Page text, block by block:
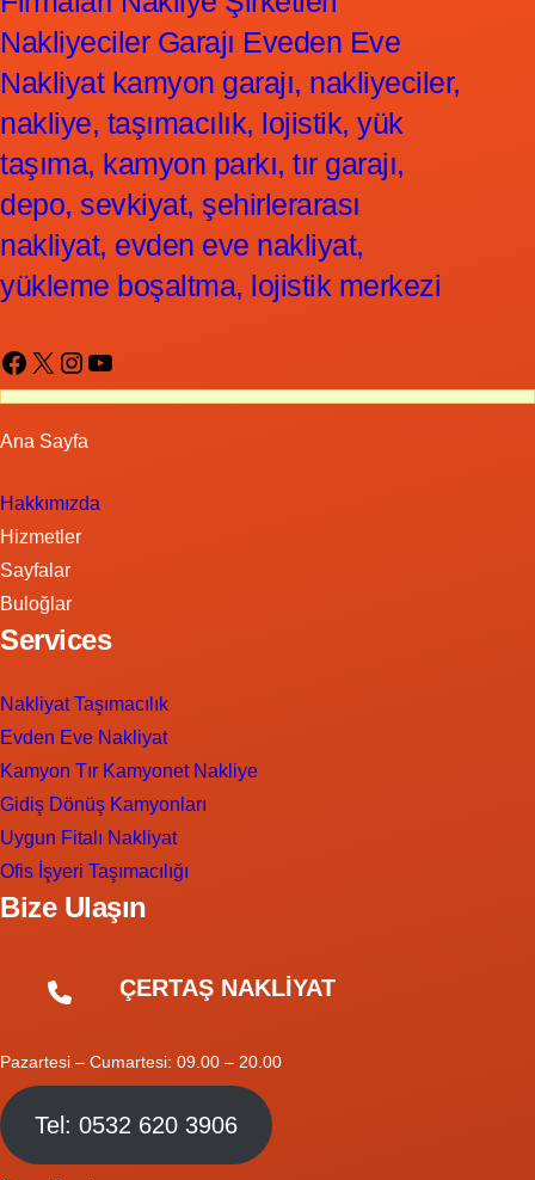
Nakliyeciler Garajı Eveden Eve
Nakliyat kamyon garajı, nakliyeciler,
nakliye, taşımacılık, lojistik, yük
taşıma, kamyon parkı, tır garajı,
depo, sevkiyat, şehirlerarası
nakliyat, evden eve nakliyat,
yükleme boşaltma, lojistik merkezi
Facebook X Instagram YouTube
Ana Sayfa
Hakkımızda
Hizmetler
Sayfalar
Buloğlar
Services
Nakliyat Taşımacılık
Evden Eve Nakliyat
Kamyon Tır Kamyonet Nakliye
Gidiş Dönüş Kamyonları
Uygun Fitalı Nakliyat
Ofis İşyeri Taşımacılığı
Bize Ulaşın
ÇERTAŞ NAKLİYAT
Pazartesi – Cumartesi: 09.00 – 20.00
Tel: 0532 620 3906